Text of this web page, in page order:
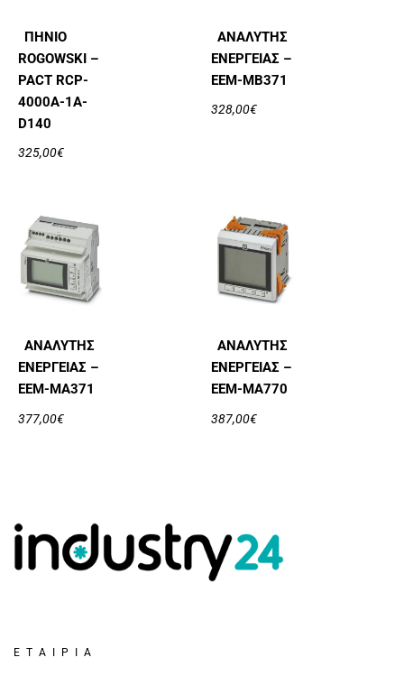
ΠΗΝΊΟ
ROGOWSKI –
PACT RCP-
4000A-1A-
D140
325,00€
ΑΝΑΛΥΤΉΣ
ΕΝΈΡΓΕΙΑΣ –
EEM-MB371
328,00€
ΑΝΑΛΥΤΉΣ
ΕΝΈΡΓΕΙΑΣ –
EEM-MA371
377,00€
ΑΝΑΛΥΤΉΣ
ΕΝΈΡΓΕΙΑΣ –
EEM-MA770
387,00€
ΕΤΑΙΡΊΑ